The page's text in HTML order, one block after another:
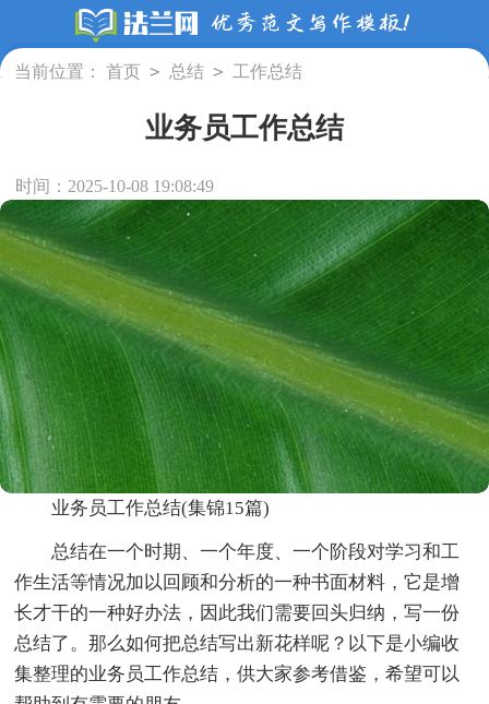
当前位置： 首页 > 总结 > 工作总结
业务员工作总结
时间：2025-10-08 19:08:49
业务员工作总结(集锦15篇)
总结在一个时期、一个年度、一个阶段对学习和工
作生活等情况加以回顾和分析的一种书面材料，它是增
长才干的一种好办法，因此我们需要回头归纳，写一份
总结了。那么如何把总结写出新花样呢？以下是小编收
集整理的业务员工作总结，供大家参考借鉴，希望可以